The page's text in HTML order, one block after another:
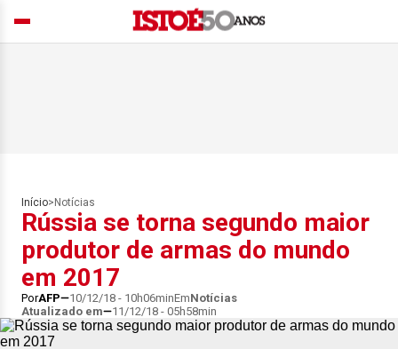
Início> Notícias
Rússia se torna segundo maior
produtor de armas do mundo
em 2017
PorAFP 10/12/18 - 10h06minEmNotícias
Atualizado em
11/12/18 - 05h58min